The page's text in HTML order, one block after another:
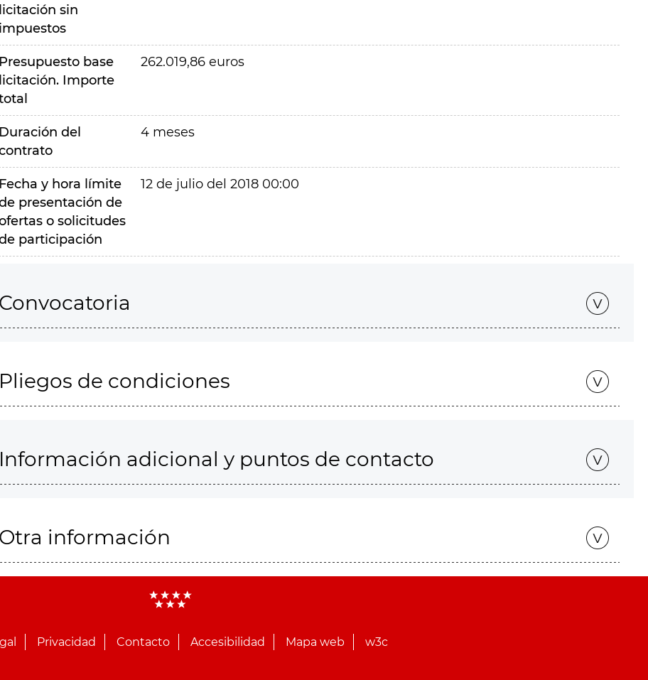
licitación sin
impuestos
Presupuesto base
licitación. Importe
262.019,86 euros
Duración del
4 meses
Fecha y hora límite
presentación de
o solicitudes
participación
12 de julio del 2018 00:00
Convocatoria
Pliegos de condiciones
Información adicional y puntos de contacto
Otra información
Privacidad Contacto Accesibilidad Mapa web w3c